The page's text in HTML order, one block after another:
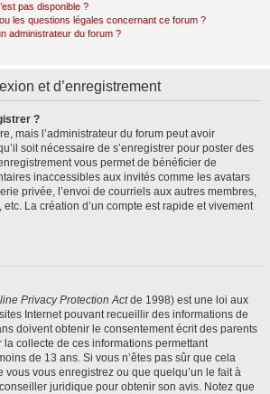
pas disponible ?
les questions légales concernant ce forum ?
administrateur du forum ?
et d’enregistrement
?
mais l’administrateur du forum peut avoir
soit nécessaire de s’enregistrer pour poster des
vous permet de bénéficier de
inaccessibles aux invités comme les avatars
privée, l’envoi de courriels aux autres membres,
etc. La création d’un compte est rapide et vivement
Privacy Protection Actde 1998) est une loi aux
Internet pouvant recueillir des informations de
doivent obtenir le consentement écrit des parents
la collecte de ces informations permettant
de 13 ans. Si vous n’êtes pas sûr que cela
vous vous enregistrez ou que quelqu’un le fait à
juridique pour obtenir son avis. Notez que